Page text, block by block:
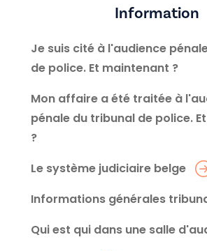
Information
Je suis cité à l'audience
de police. Et maintenant ?
Mon affaire a été traitée à
pénale du tribunal de police.
?
Le système judiciaire belge
Informations générales
Qui est qui dans une salle